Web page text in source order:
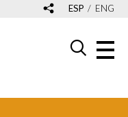
ESP ENG